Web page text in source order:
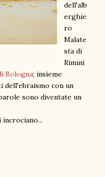
dell'alb
erghie
ro
Malate
sta di
Rimini
Bologna; insieme
dell'ebraismo con un
sono diventate un